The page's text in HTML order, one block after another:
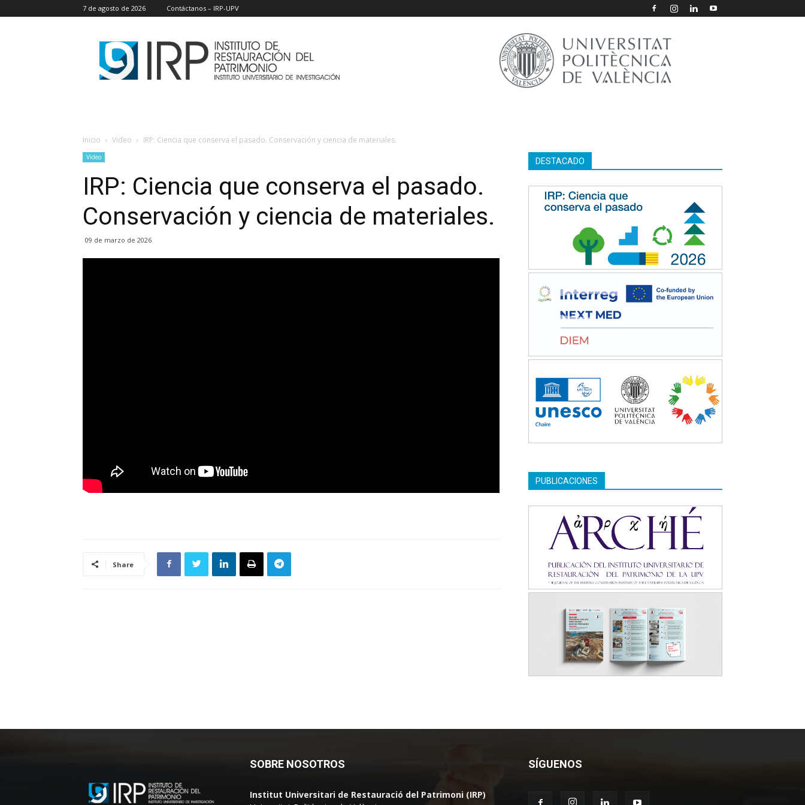
7 de agosto de 2026 Contáctanos – IRP-UPV
IRP
Inicio Video IRP: Ciencia que conserva el pasado. Conservación y ciencia de materiales.
Video
IRP: Ciencia que conserva el pasado.
Conservación y ciencia de materiales.
09 de marzo de 2026
Share
DESTACADO
PUBLICACIONES
SOBRE NOSOTROS
Institut Universitari de Restauració del Patrimoni (IRP)
SÍGUENOS